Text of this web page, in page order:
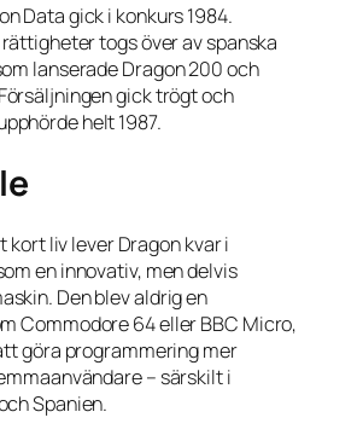
Data gick i konkurs 1984.
togs över av spanska
lanserade Dragon 200 och
gick trögt och
helt 1987.
liv lever Dragon kvar i
en innovativ, men delvis
Den blev aldrig en
Commodore 64 eller BBC Micro,
göra programmering mer
– särskilt i
Spanien.